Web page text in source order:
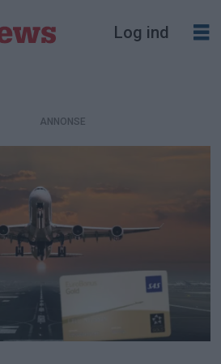
Log ind